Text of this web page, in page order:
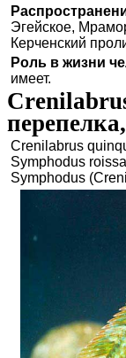
Эгейское,
Керченский
Роль в жизни
имеет.
Crenilabrus
Symphodus
Symphodus